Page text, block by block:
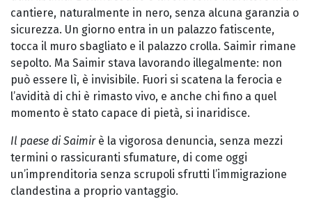
cantiere, naturalmente in nero, senza alcuna garanzia o
sicurezza. Un giorno entra in un palazzo fatiscente,
tocca il muro sbagliato e il palazzo crolla. Saimir rimane
sepolto. Ma Saimir stava lavorando illegalmente: non
può essere lì, è invisibile. Fuori si scatena la ferocia e
l’avidità di chi è rimasto vivo, e anche chi fino a quel
momento è stato capace di pietà, si inaridisce.
Il paese di Saimirè la vigorosa denuncia, senza mezzi
termini o rassicuranti sfumature, di come oggi
un’imprenditoria senza scrupoli sfrutti l’immigrazione
clandestina a proprio vantaggio.